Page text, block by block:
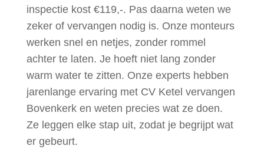
inspectie kost €119,-. Pas daarna weten we
zeker of vervangen nodig is. Onze monteurs
werken snel en netjes, zonder rommel
achter te laten. Je hoeft niet lang zonder
warm water te zitten. Onze experts hebben
jarenlange ervaring met CV Ketel vervangen
Bovenkerk en weten precies wat ze doen.
Ze leggen elke stap uit, zodat je begrijpt wat
er gebeurt.